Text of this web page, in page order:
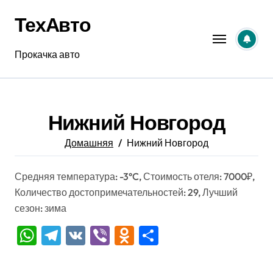
содержанию
ТехАвто
Прокачка авто
Нижний Новгород
Домашняя Нижний Новгород
Средняя температура: -3°C, Стоимость отеля: 7000₽,
Количество достопримечательностей: 29, Лучший
сезон: зима
WhatsApp
Telegram
VK ViberOdnoklassniki